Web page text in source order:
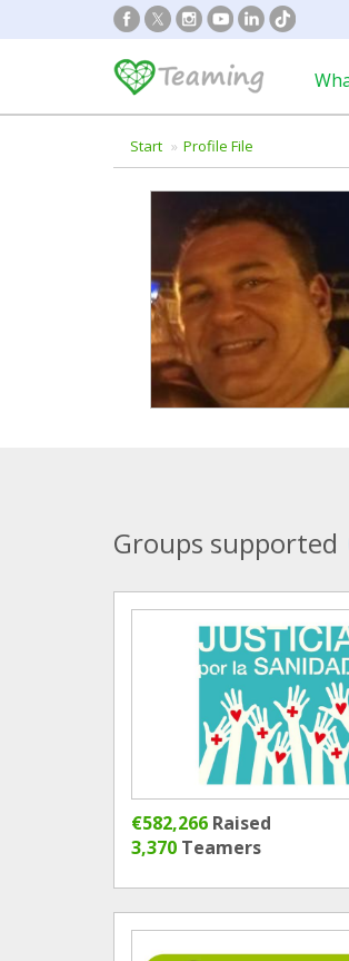
Start Profile File
Groups supported
€582,266 Raised
3,370 Teamers